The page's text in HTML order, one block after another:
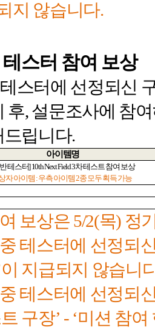
지 않습니다.
스터 참여 보상
스터에 선정되신
후,설문조사에 참
드립니다.
아이템명
테스터] 10th Next Field 3차 테스트 참여 보상
자 아이템 :우측 아이템2종 모두 획득 가능
보상은 5/2(목) 정
테스터에 선정되
이 지급되지 않습니
테스터에 선정되
구장’ - ‘미션 참여